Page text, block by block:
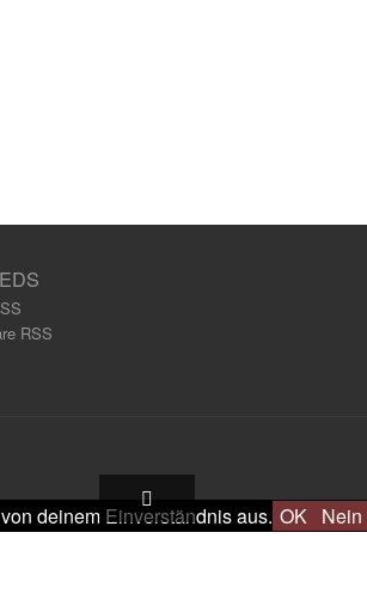
RSS
deinem Einverständnis aus. OK Nein